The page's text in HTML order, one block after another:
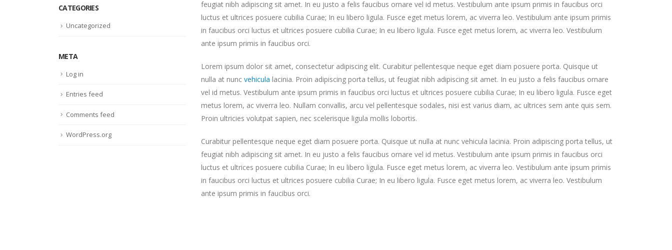
feugiat nibh adipiscing sit amet. In eu justo a felis faucibus ornare vel id metus. Vestibulum ante ipsum primis in faucibus orci
luctus et ultrices posuere cubilia Curae; In eu libero ligula. Fusce eget metus lorem, ac viverra leo. Vestibulum ante ipsum primis
in faucibus orci luctus et ultrices posuere cubilia Curae; In eu libero ligula. Fusce eget metus lorem, ac viverra leo. Vestibulum
ante ipsum primis in faucibus orci.
Lorem ipsum dolor sit amet, consectetur adipiscing elit. Curabitur pellentesque neque eget diam posuere porta. Quisque ut
nulla at nunc vehicula lacinia. Proin adipiscing porta tellus, ut feugiat nibh adipiscing sit amet. In eu justo a felis faucibus ornare
vel id metus. Vestibulum ante ipsum primis in faucibus orci luctus et ultrices posuere cubilia Curae; In eu libero ligula. Fusce eget
metus lorem, ac viverra leo. Nullam convallis, arcu vel pellentesque sodales, nisi est varius diam, ac ultrices sem ante quis sem.
Proin ultricies volutpat sapien, nec scelerisque ligula mollis lobortis.
Curabitur pellentesque neque eget diam posuere porta. Quisque ut nulla at nunc vehicula lacinia. Proin adipiscing porta tellus, ut
feugiat nibh adipiscing sit amet. In eu justo a felis faucibus ornare vel id metus. Vestibulum ante ipsum primis in faucibus orci
luctus et ultrices posuere cubilia Curae; In eu libero ligula. Fusce eget metus lorem, ac viverra leo. Vestibulum ante ipsum primis
in faucibus orci luctus et ultrices posuere cubilia Curae; In eu libero ligula. Fusce eget metus lorem, ac viverra leo. Vestibulum
ante ipsum primis in faucibus orci.
CATEGORIES
Uncategorized
META
Log in
Entries feed
Comments feed
WordPress.org